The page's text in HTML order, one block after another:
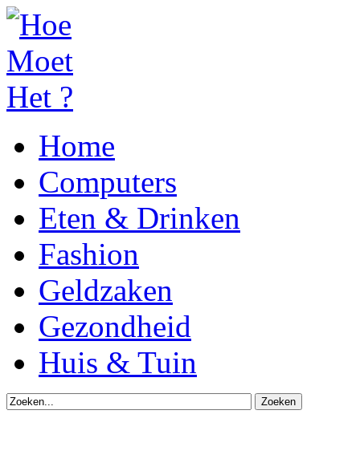
Home
Computers
Eten & Drinken
Fashion
Geldzaken
Gezondheid
Huis & Tuin